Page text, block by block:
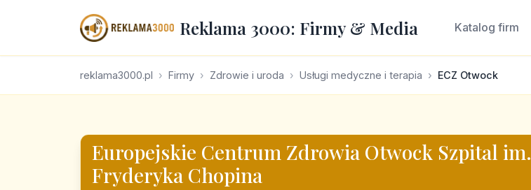
Reklama 3000: Firmy & Media Katalog firm
reklama3000.pl Firmy Zdrowie i uroda Usługi medyczne i terapia ECZ Otwock
Europejskie Centrum Zdrowia Otwock Szpital im.
Fryderyka Chopina